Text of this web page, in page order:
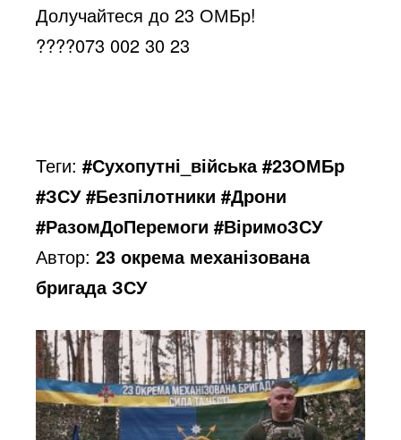
Долучайтеся до 23 ОМБр!
????073 002 30 23
Теги:#Сухопутні_війська #23ОМБр
#ЗСУ #Безпілотники #Дрони
#РазомДоПеремоги #ВіримоЗСУ
Автор:23 окрема механізована
бригада ЗСУ